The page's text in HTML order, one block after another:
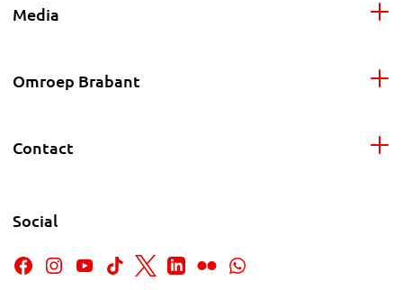
Media
Omroep Brabant
Contact
Social